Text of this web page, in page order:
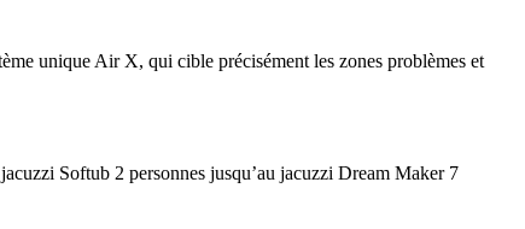
unique Air X, qui cible précisément les zones problèmes et
Softub 2 personnes jusqu’au jacuzzi Dream Maker 7